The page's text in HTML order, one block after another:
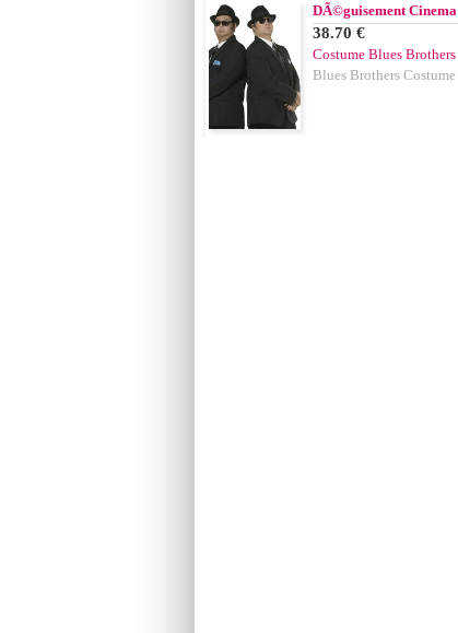
DÃ©guisement Cinema
38.70 €
Costume Blues Brothers
Blues Brothers Costume